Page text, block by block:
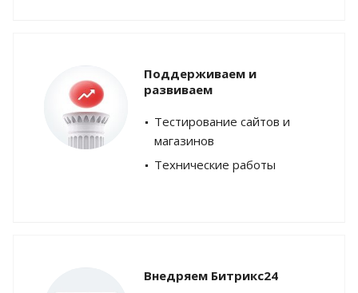
Поддерживаем и
развиваем
Тестирование сайтов и
магазинов
Технические работы
Внедряем Битрикс24